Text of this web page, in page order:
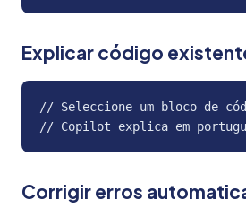
Explicar código
// Seleccione um bloco de
// Copilot explica em
Corrigir erros